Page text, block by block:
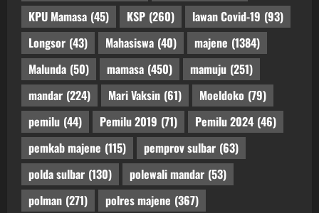
KPU Mamasa (45) KSP (260) lawan Covid-19 (93)
Longsor (43) Mahasiswa (40) majene (1384)
Malunda (50) mamasa (450) mamuju (251)
mandar (224) Mari Vaksin (61) Moeldoko (79)
pemilu (44) Pemilu 2019 (71) Pemilu 2024 (46)
pemkab majene (115) pemprov sulbar (63)
polda sulbar (130) polewali mandar (53)
polman (271) polres majene (367)